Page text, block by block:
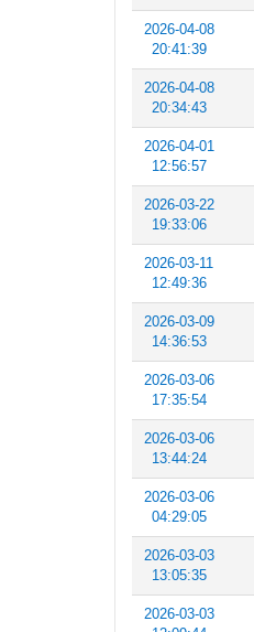
2026-04-08
20:41:39
2026-04-08
20:34:43
2026-04-01
12:56:57
2026-03-22
19:33:06
2026-03-11
12:49:36
2026-03-09
14:36:53
2026-03-06
17:35:54
2026-03-06
13:44:24
2026-03-06
04:29:05
2026-03-03
13:05:35
2026-03-03